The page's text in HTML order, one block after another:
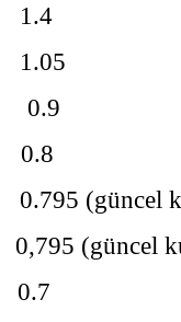
1.4
1.05
0.8
(güncel
(güncel
0.7